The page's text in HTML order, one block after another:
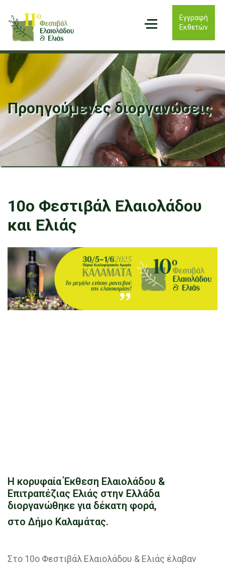
Εγγραφή
Εκθετών
Προηγούμενες διοργανώσεις
10ο Φεστιβάλ Ελαιολάδου
και Ελιάς
Η κορυφαία Έκθεση Ελαιολάδου &
Επιτραπέζιας Ελιάς στην Ελλάδα
διοργανώθηκε για δέκατη φορά,
στο Δήμο Καλαμάτας.
Στο 10ο Φεστιβάλ Ελαιολάδου & Ελιάς έλαβαν